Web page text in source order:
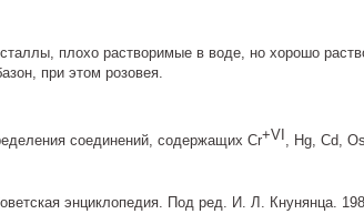
плохо растворимые в воде, но хорошо
при этом розовея.
соединений, содержащих Cr+VI , Hg, Cd,
энциклопедия. Под ред. И. Л. Кнунянца.